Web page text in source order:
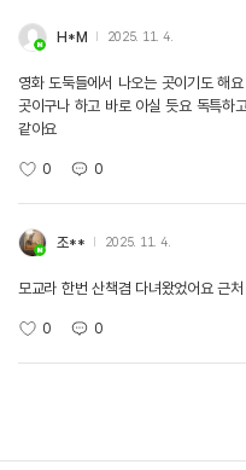
H*M 2025. 11. 4.
영화 도둑들에서 나오는 곳이기도 해
곳이구나 하고 바로 아실 듯요 독특하
같아요
0 0
조** 2025. 11. 4.
모교라 한번 산책겸 다녀왔었어요 근
0 0